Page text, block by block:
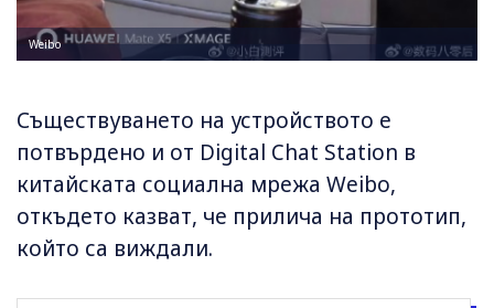
Weibo
Съществуването на устройството е
потвърдено и от Digital Chat Station в
китайската социална мрежа Weibo,
откъдето казват, че прилича на прототип,
който са виждали.